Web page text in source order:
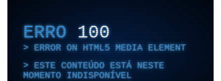
ERRO 100
ERROR ON HTML5 MEDIA ELEMENT
ESTE CONTEÚDO ESTÁ NESTE
MOMENTO INDISPONÍVEL